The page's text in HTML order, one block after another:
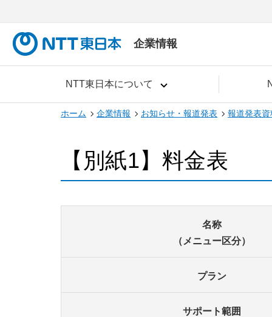
企業情報
NTT東日本について
ホーム 企業情報 お知らせ・報道発表 報道発表資
【別紙1】料金表
名称
（メニュー区分）
プラン
サポート範囲